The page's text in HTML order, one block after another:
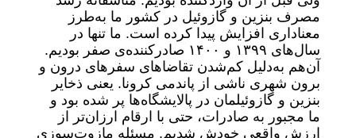
مصرف بنزین و گازوئیل در کشور ما به‌طرز
معناداری افزایش پیدا کرده است. ما تنها در
سال‌های ۱۳۹۹ و ۱۴۰۰ صادرکننده‌ی صفر بودیم.
آن‌هم به‌دلیل کم‌شدن تقاضاهای سفرهای درون و
برون شهری ناشی از پاندمی کرونا. یعنی ذخایر
بنزین و گازوئیلمان در پالایشگاه‌ها پر شده بود و
ما مجبور به صادرات، حتی با ارقام ارزان‌تر از
ارزش واقعی خودش شدیم. مسئله مازوت‌سوزی